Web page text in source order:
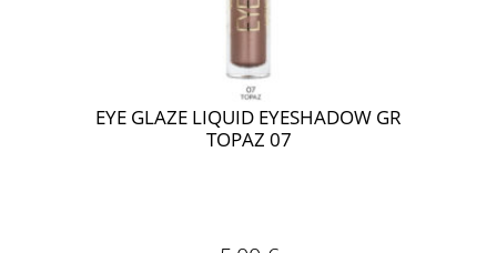
EYE GLAZE LIQUID EYESHADOW GR
TOPAZ 07